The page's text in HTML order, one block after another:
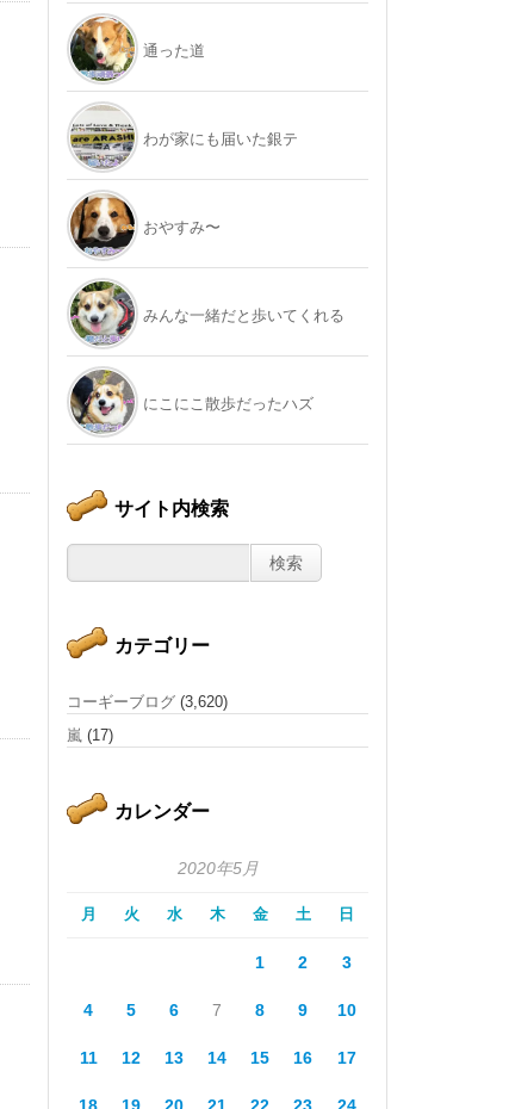
通った道
わが家にも届いた銀テ
おやすみ〜
みんな一緒だと歩いてくれる
にこにこ散歩だったハズ
サイト内検索
カテゴリー
コーギーブログ (3,620)
嵐 (17)
カレンダー
2020年5月
月 火 水 木 金 土 日
1 2 3
4 5 6 7 8 9 10
11 12 13 14 15 16 17